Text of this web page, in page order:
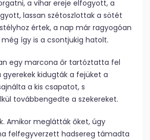
a vihar ereje elfogyott, a
lassan szétoszlottak a sötét
értek, a nap már ragyogóan
így is a csontjukig hatolt.
egy marcona őr tartóztatta fel
kidugták a fejüket a
a kis csapatot, s
továbbengedte a szekereket.
Amikor meglátták őket, úgy
felfegyverzett hadsereg támadta